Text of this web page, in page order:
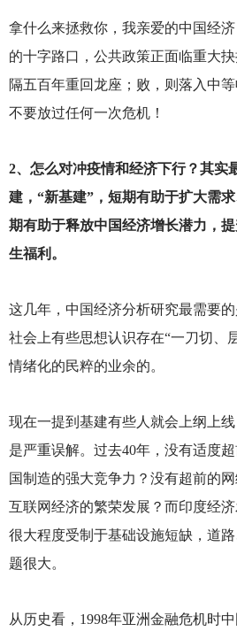
拿什么来拯救你，我亲爱的中国经
的十字路口，公共政策正面临重大
隔五百年重回龙座；败，则落入中等
不要放过任何一次危机！
2、怎么对冲疫情和经济下行？其实
建，“新基建”，短期有助于扩大需
期有助于释放中国经济增长潜力，
生福利。
这几年，中国经济分析研究最需要
社会上有些思想认识存在“一刀切、
情绪化的民粹的业余的。
现在一提到基建有些人就会上纲上
是严重误解。过去40年，没有适度
国制造的强大竞争力？没有超前的
互联网经济的繁荣发展？而印度经
很大程度受制于基础设施短缺，道
题很大。
从历史看，1998年亚洲金融危机时